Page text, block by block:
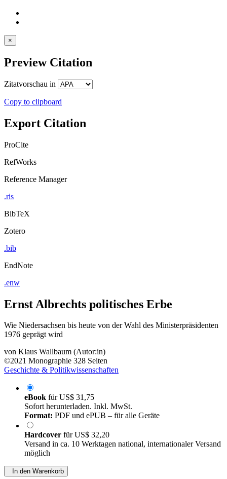
×
Preview Citation
Zitatvorschau in
Copy to clipboard
Export Citation
ProCite
RefWorks
Reference Manager
.ris
BibTeX
Zotero
.bib
EndNote
.enw
Ernst Albrechts politisches Erbe
Wie Niedersachsen bis heute von der Wahl des Ministerpräsidenten
1976 geprägt wird
von Klaus Wallbaum (Autor:in)
©2021 Monographie 328 Seiten
Geschichte & Politikwissenschaften
eBook fürUS$ 31,75
Sofort herunterladen. Inkl. MwSt.
Format: PDF und ePUB – für alle Geräte
Hardcover fürUS$ 32,20
Versand in ca. 10 Werktagen national, internationaler Versand
möglich
In den Warenkorb